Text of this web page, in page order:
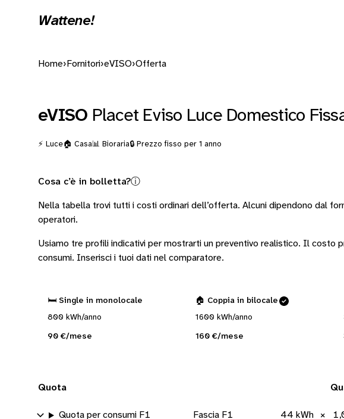
Wattene!
Home› Fornitori›eVISO›Offerta
eVISO Placet Eviso Luce Domestico
⚡ Luce🏠 Casa📊 Bioraria🔒 Prezzo fisso per 1 anno
Cosa c’è in bolletta?ⓘ
Nella tabella trovi tutti i costi ordinari dell’offerta. Alcuni dipendono dal
operatori.
Usiamo tre profili indicativi per mostrarti un preventivo realistico. Il costo
consumi. Inserisci i tuoi dati nel comparatore.
🛏️ Single in monolocale
800 kWh/anno
90 €/mese
🏠 Coppia in bilocale
1600 kWh/anno
160 €/mese
Quota
Quota per consumi F1 Fascia F1 44 kWh ×